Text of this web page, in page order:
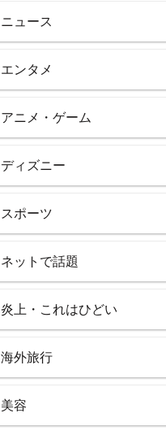
ニュース
エンタメ
アニメ・ゲーム
ディズニー
スポーツ
ネットで話題
炎上・これはひどい
海外旅行
美容